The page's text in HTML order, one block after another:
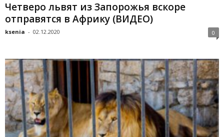
Четверо львят из Запорожья вскоре
отправятся в Африку (ВИДЕО)
ksenia - 02.12.2020 0